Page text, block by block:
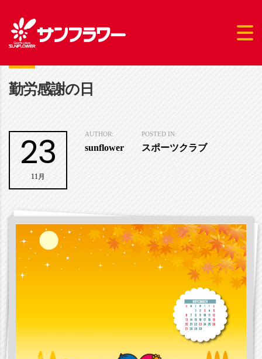
勤労感謝の日
23
11月
AUTHOR:
sunflower
POSTED IN:
スポーツクラブ